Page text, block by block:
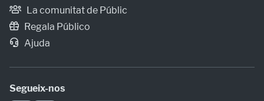
La comunitat de Públic
Regala Público
Ajuda
Segueix-nos